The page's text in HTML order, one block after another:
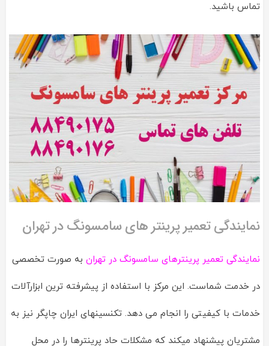
تماس باشید.
نمایندگی تعمیر پرینتر های سامسونگ در تهران
نمایندگی تعمیر پرینترهای سامسونگ در تهران به صورت تخصصی
در خدمت شماست. این مرکز با استفاده از پیشرفته ترین ابزارآلات
خدمات با کیفیتی را انجام می دهد. تکنسینهای ایران چاپگر نیز به
مشتریان پیشنهاد میکند که مشکلات حاد پرینترها را در محل